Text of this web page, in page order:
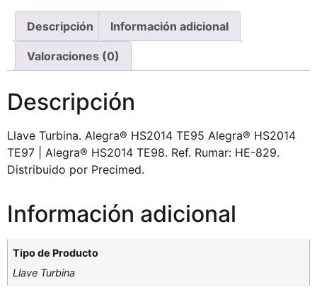
Descripción Información adicional
Valoraciones (0)
Descripción
Llave Turbina. Alegra® HS2014 TE95 Alegra® HS2014
TE97 | Alegra® HS2014 TE98. Ref. Rumar: HE-829.
Distribuido por Precimed.
Información adicional
Tipo de Producto
Llave Turbina